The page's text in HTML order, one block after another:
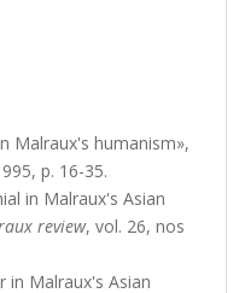
Malraux's humanism»,
p. 16-35.
in Malraux's Asian
review, vol. 26, nos
in Malraux's Asian